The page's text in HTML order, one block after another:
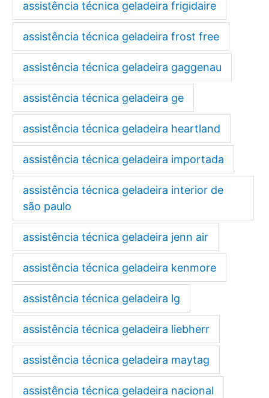
assistência técnica geladeira frigidaire
assistência técnica geladeira frost free
assistência técnica geladeira gaggenau
assistência técnica geladeira ge
assistência técnica geladeira heartland
assistência técnica geladeira importada
assistência técnica geladeira interior de
são paulo
assistência técnica geladeira jenn air
assistência técnica geladeira kenmore
assistência técnica geladeira lg
assistência técnica geladeira liebherr
assistência técnica geladeira maytag
assistência técnica geladeira nacional